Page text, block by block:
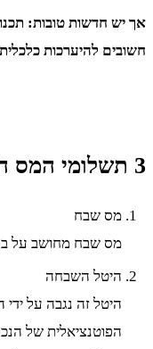
אך יש חדשות טובות:
חשובים להיערכות
3 תשלומי המס המרכזיים בעסקאות נדל"ן
מס שבח
מס שבח מחושב על בסיס הרווח מהמכירה של נכס
היטל השבחה
היטל זה נגבה על
הפוטנציאלית של הנכס.3. דמי